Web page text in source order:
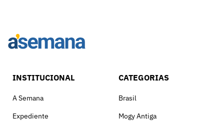
INSTITUCIONAL
A Semana
Expediente
CATEGORIAS
Brasil
Mogy Antiga